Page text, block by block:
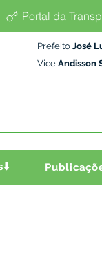
Portal da
Prefeito José
Vice Andisson